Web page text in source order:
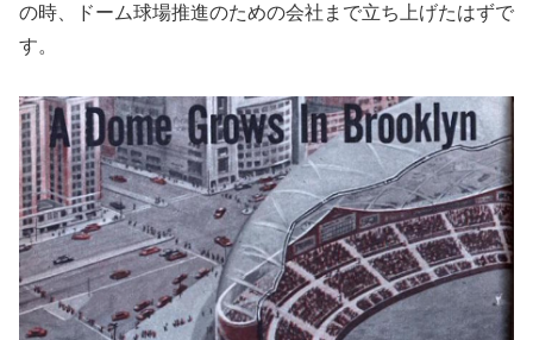
の時、ドーム球場推進のための会社まで立ち上げたはずで
す。